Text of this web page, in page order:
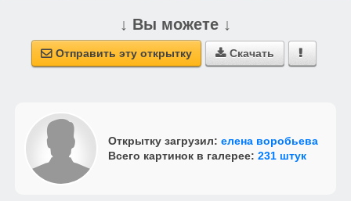
↓ Вы можете ↓
 Отправить эту открытку  Скачать 
Открытку загрузил: елена воробьева
Всего картинок в галерее: 231 штук